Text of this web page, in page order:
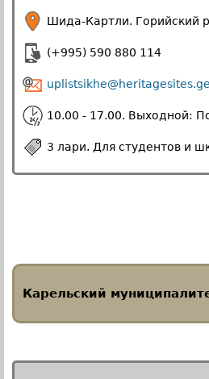
Шида-Картли. Горийский
(+995) 590 880 114
uplistsikhe@heritagesites.ge
10.00 - 17.00. Выходной:
3 лари. Для студентов и
Карельский